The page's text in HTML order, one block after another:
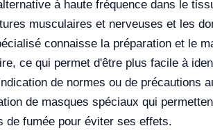
à haute fréquence dans le
musculaires et nerveuses et les
connaisse la préparation et le
ce qui permet d'être plus facile à
de normes ou de précautions
de masques spéciaux qui
de fumée pour éviter ses effets.